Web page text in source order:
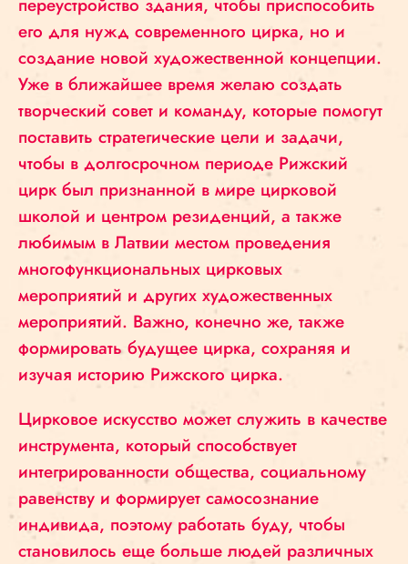
переустройство здания, чтобы приспособить
его для нужд современного цирка, но и
создание новой художественной концепции.
Уже в ближайшее время желаю создать
творческий совет и команду, которые помогут
поставить стратегические цели и задачи,
чтобы в долгосрочном периоде Рижский
цирк был признанной в мире цирковой
школой и центром резиденций, а также
любимым в Латвии местом проведения
многофункциональных цирковых
мероприятий и других художественных
мероприятий. Важно, конечно же, также
формировать будущее цирка, сохраняя и
изучая историю Рижского цирка.
Цирковое искусство может служить в качестве
инструмента, который способствует
интегрированности общества, социальному
равенству и формирует самосознание
индивида, поэтому работать буду, чтобы
становилось еще больше людей различных